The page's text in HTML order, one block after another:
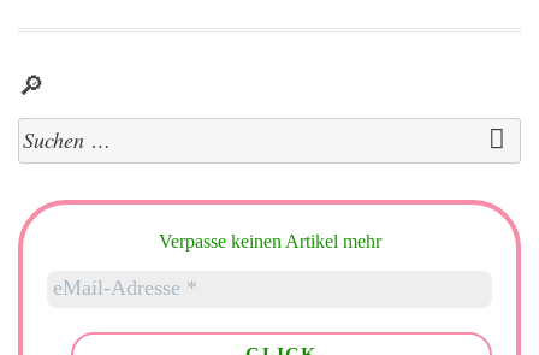
🔎
Suchen
nach:
Verpasse keinen Artikel mehr